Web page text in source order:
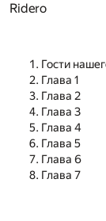
Ridero
Гости
Глава 1
Глава 2
Глава 3
Глава 4
Глава 5
Глава 6
Глава 7